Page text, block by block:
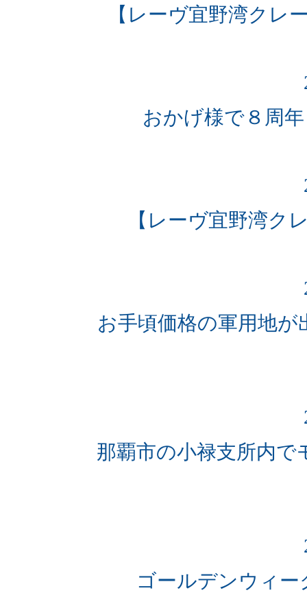
【レーヴ宜野湾クレ
おかげ様で８周
【レーヴ宜野湾ク
お手頃価格の軍用地
那覇市の小禄支所内
ゴールデンウィ